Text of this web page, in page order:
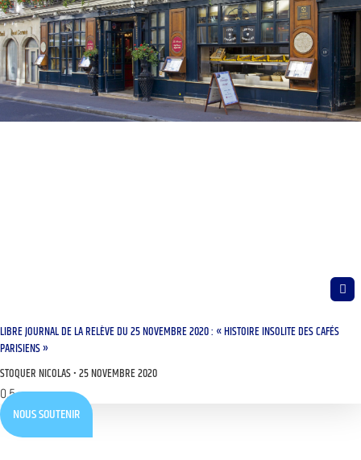
LIBRE JOURNAL DE LA RELÈVE DU 25 NOVEMBRE 2020 : « HISTOIRE INSOLITE DES CAFÉS
PARISIENS »
STOQUER NICOLAS 25 NOVEMBRE 2020
NOUS SOUTENIR